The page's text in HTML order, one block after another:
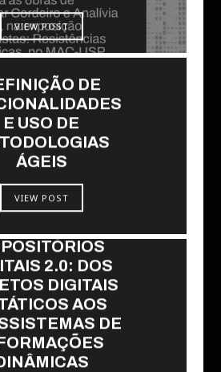
VIEW POST
DE
E USO DE
ÁGEIS
VIEW POST
2.0: DOS
DIGITAIS
AOS
DE